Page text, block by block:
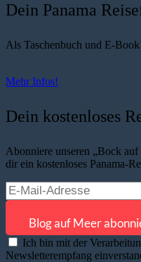
Dein Panama
Als Taschenbuch und E-
Mehr Infos!
Dein kostenloses
Abonniere unseren „Bock
dir ein kostenloses Panama-
Ich bin mit der
Newsletterempfang